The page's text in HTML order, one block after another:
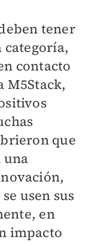
tener
categoría,
contacto
M5Stack,
que
una
usen sus
en
impacto